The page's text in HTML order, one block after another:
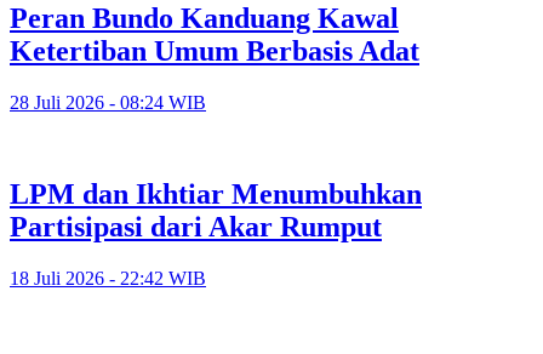
Peran Bundo Kanduang Kawal
Ketertiban Umum Berbasis Adat
28 Juli 2026 - 08:24 WIB
LPM dan Ikhtiar Menumbuhkan
Partisipasi dari Akar Rumput
18 Juli 2026 - 22:42 WIB